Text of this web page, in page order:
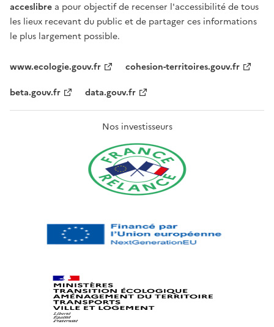
acceslibre a pour objectif de recenser l'accessibilité de tous
les lieux recevant du public et de partager ces informations
le plus largement possible.
www.ecologie.gouv.fr
cohesion-territoires.gouv.fr
beta.gouv.fr
data.gouv.fr
Nos investisseurs